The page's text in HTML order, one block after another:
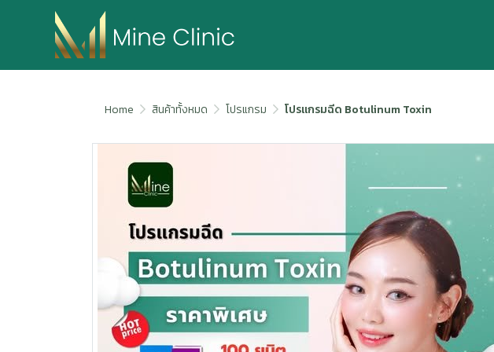
Home สินค้าทั้งหมด โปรแกรม โปรแกรมฉีด Botulinum Toxin